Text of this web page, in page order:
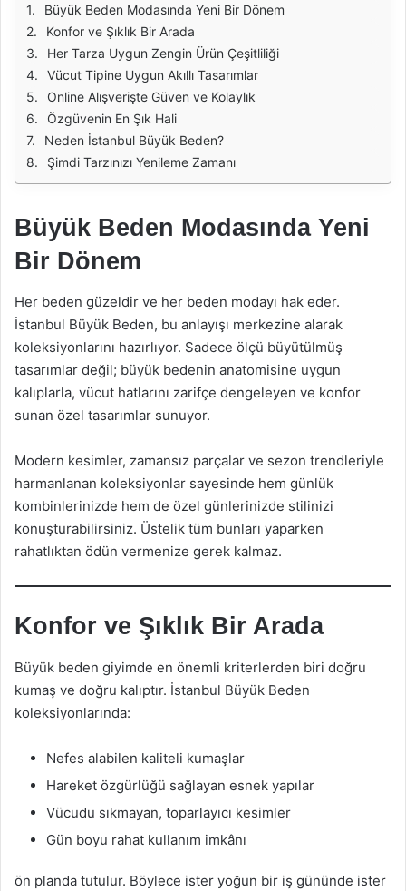
Büyük Beden Modasında Yeni Bir Dönem
Konfor ve Şıklık Bir Arada
Her Tarza Uygun Zengin Ürün Çeşitliliği
Vücut Tipine Uygun Akıllı Tasarımlar
Online Alışverişte Güven ve Kolaylık
Özgüvenin En Şık Hali
Neden İstanbul Büyük Beden?
Şimdi Tarzınızı Yenileme Zamanı
Büyük Beden Modasında Yeni
Bir Dönem
Her beden güzeldir ve her beden modayı hak eder.
İstanbul Büyük Beden, bu anlayışı merkezine alarak
koleksiyonlarını hazırlıyor. Sadece ölçü büyütülmüş
tasarımlar değil; büyük bedenin anatomisine uygun
kalıplarla, vücut hatlarını zarifçe dengeleyen ve konfor
sunan özel tasarımlar sunuyor.
Modern kesimler, zamansız parçalar ve sezon trendleriyle
harmanlanan koleksiyonlar sayesinde hem günlük
kombinlerinizde hem de özel günlerinizde stilinizi
konuşturabilirsiniz. Üstelik tüm bunları yaparken
rahatlıktan ödün vermenize gerek kalmaz.
Konfor ve Şıklık Bir Arada
Büyük beden giyimde en önemli kriterlerden biri doğru
kumaş ve doğru kalıptır. İstanbul Büyük Beden
koleksiyonlarında:
Nefes alabilen kaliteli kumaşlar
Hareket özgürlüğü sağlayan esnek yapılar
Vücudu sıkmayan, toparlayıcı kesimler
Gün boyu rahat kullanım imkânı
ön planda tutulur. Böylece ister yoğun bir iş gününde ister